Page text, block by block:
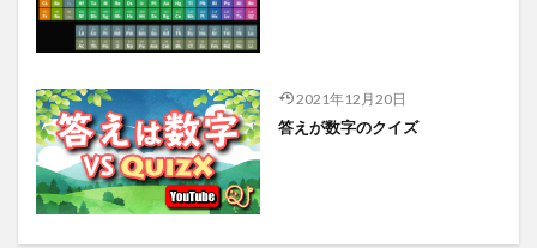
2021年12月20日
答えが数字のクイズ